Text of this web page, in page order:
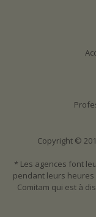
Copyright ©
* Les agences font
pendant leurs
Comitam qui est à